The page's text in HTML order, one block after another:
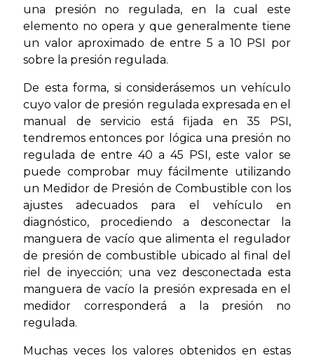
una presión no regulada, en la cual este
elemento no opera y que generalmente tiene
un valor aproximado de entre 5 a 10 PSI por
sobre la presión regulada.
De esta forma, si considerásemos un vehículo
cuyo valor de presión regulada expresada en el
manual de servicio está fijada en 35 PSI,
tendremos entonces por lógica una presión no
regulada de entre 40 a 45 PSI, este valor se
puede comprobar muy fácilmente utilizando
un Medidor de Presión de Combustible con los
ajustes adecuados para el vehículo en
diagnóstico, procediendo a desconectar la
manguera de vacío que alimenta el regulador
de presión de combustible ubicado al final del
riel de inyección; una vez desconectada esta
manguera de vacío la presión expresada en el
medidor corresponderá a la presión no
regulada.
Muchas veces los valores obtenidos en estas